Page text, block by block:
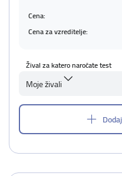
Cena:
Cena za vzreditelje:
Žival za katero naročate test
Moje živali